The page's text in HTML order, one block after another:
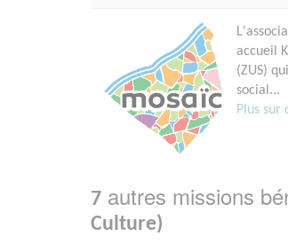
accueil
(ZUS)
social...
Plus
7 autres missions
Culture)